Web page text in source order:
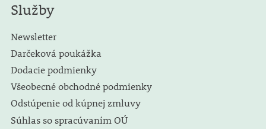
Služby
Newsletter
Darčeková poukážka
Dodacie podmienky
Všeobecné obchodné podmienky
Odstúpenie od kúpnej zmluvy
Súhlas so spracúvaním OÚ